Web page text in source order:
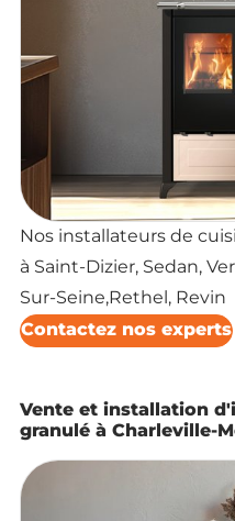
Nos installateurs de
à Saint-Dizier, Sedan,
Sur-Seine,Rethel, Revin
Contactez nos experts
Vente et installation
granulé à Charleville-